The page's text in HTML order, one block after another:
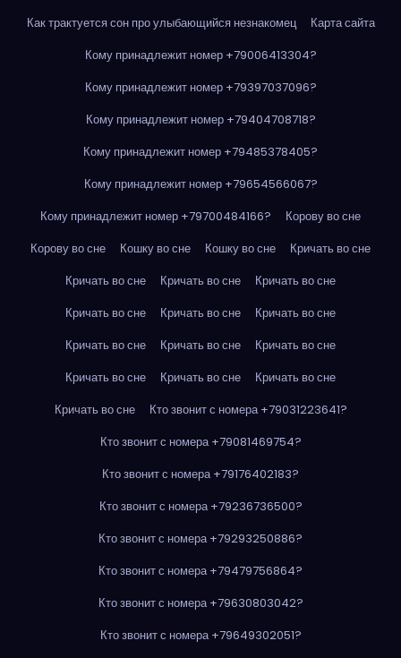
Как трактуется сон про улыбающийся незнакомец
Карта сайта
Кому принадлежит номер +79006413304?
Кому принадлежит номер +79397037096?
Кому принадлежит номер +79404708718?
Кому принадлежит номер +79485378405?
Кому принадлежит номер +79654566067?
Кому принадлежит номер +79700484166?
Корову во сне
Корову во сне
Кошку во сне Кошку во сне
Кричать во сне
Кричать во сне
Кричать во сне
Кричать во сне
Кричать во сне
Кричать во сне
Кричать во сне
Кричать во сне
Кричать во сне
Кричать во сне
Кричать во сне
Кричать во сне
Кричать во сне
Кричать во сне
Кто звонит с номера +79031223641?
Кто звонит с номера +79081469754?
Кто звонит с номера +79176402183?
Кто звонит с номера +79236736500?
Кто звонит с номера +79293250886?
Кто звонит с номера +79479756864?
Кто звонит с номера +79630803042?
Кто звонит с номера +79649302051?